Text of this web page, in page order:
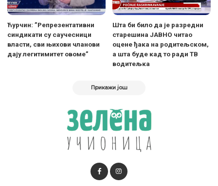
Ћурчин: ”Репрезентативни
синдикати су саучесници
власти, сви њихови чланови
дају легитимитет овоме”
Шта би било да је разредни
старешина ЈАВНО читао
оцене ђака на родитељском,
а шта буде кад то ради ТВ
водитељка
Прикажи још